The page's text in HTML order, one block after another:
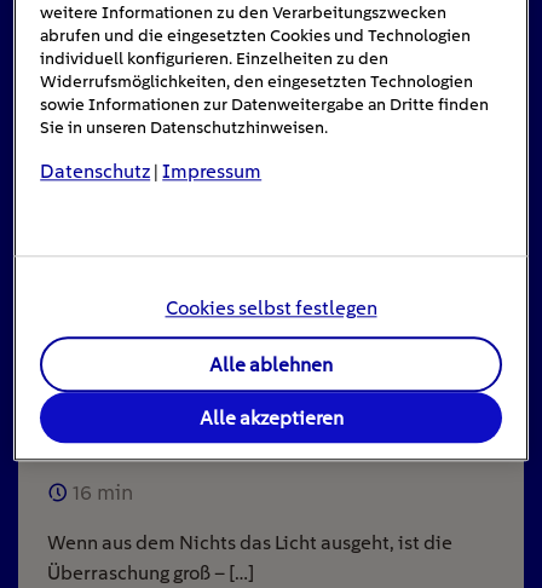
Stromausfall: Das ist zu tun, wenn das Licht
ausgeht
16 min
Wenn aus dem Nichts das Licht ausgeht, ist die
Überraschung groß – […]
weitere Informationen zu den Verarbeitungszwecken
abrufen und die eingesetzten Cookies und Technologien
individuell konfigurieren. Einzelheiten zu den
Widerrufsmöglichkeiten, den eingesetzten Technologien
sowie Informationen zur Datenweitergabe an Dritte finden
Sie in unseren Datenschutzhinweisen.
Datenschutz |Impressum
Cookies selbst festlegen
Alle ablehnen
Alle akzeptieren